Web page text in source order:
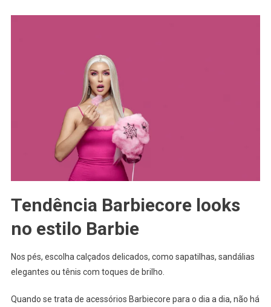
Tendência Barbiecore looks
no estilo Barbie
Nos pés, escolha calçados delicados, como sapatilhas, sandálias
elegantes ou tênis com toques de brilho.
Quando se trata de acessórios Barbiecore para o dia a dia, não há